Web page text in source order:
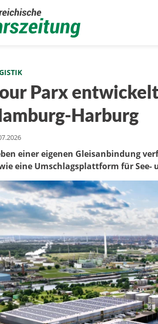
Parx
Harburg
einer eigenen Gleisanbindung
eine Umschlagsplattform für See-